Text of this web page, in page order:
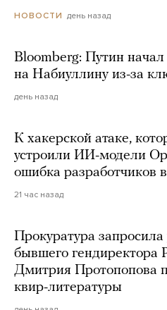
НОВОСТИ день назад
Bloomberg: Путин начал
на Набиуллину из-за
день назад
К хакерской атаке,
устроили ИИ-модели
ошибка разработчиков
21 час назад
Прокуратура
бывшего гендиректора
Дмитрия Протопопова
квир-литературы